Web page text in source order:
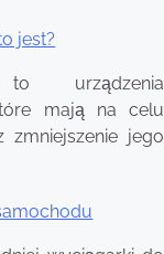
jest?
to urządzenia
mają na celu
zmniejszenie jego